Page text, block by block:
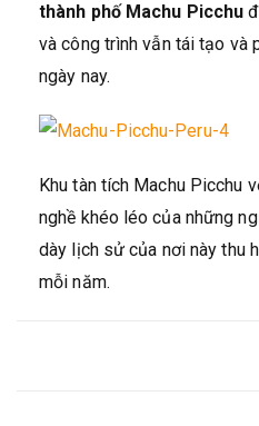
thành phố Machu Picchu
và công trình vẫn tái tạo và
ngày nay.
Khu tàn tích Machu Picchu
nghề khéo léo của những
dày lịch sử của nơi này thu
mỗi năm.